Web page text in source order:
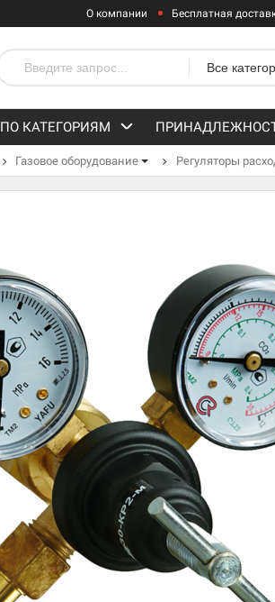
О компании Бесплатная
Все
ПО КАТЕГОРИЯМ
Газовое оборудование Регуляторы